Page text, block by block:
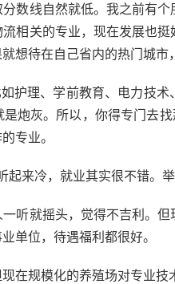
数线自然就低。我之前有
相关的专业，现在发展也
想待在自己省内的热门城市
护理、学前教育、电力技
炮灰。所以，你得专门去
专业。
起来冷，就业其实很不错。举
听就摇头，觉得不吉利。
单位，待遇福利都很好。
在规模化的养殖场对专业技